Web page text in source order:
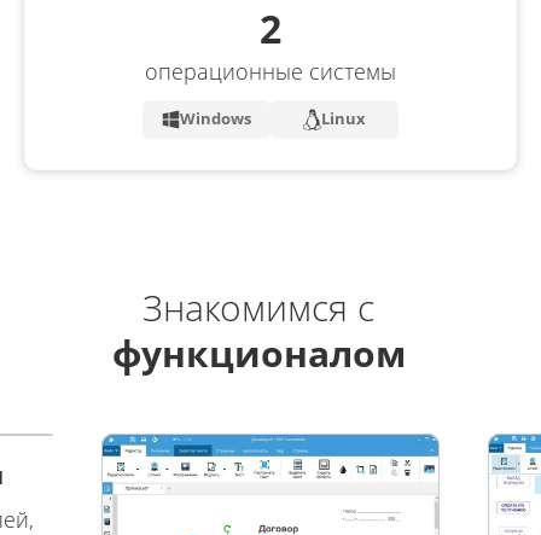
2
операционные системы
Windows Linux
Знакомимся с
функционалом